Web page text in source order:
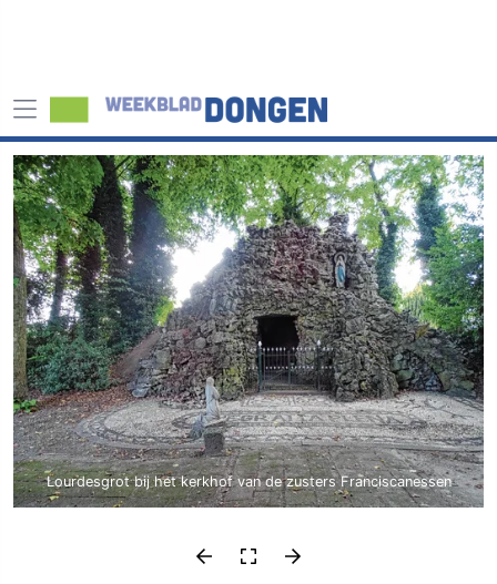
Lourdesgrot bij het kerkhof van de zusters Franciscanessen